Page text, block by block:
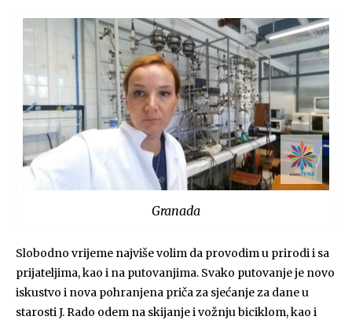
Granada
Slobodno vrijeme najviše volim da provodim u prirodi i sa
prijateljima, kao i na putovanjima. Svako putovanje je novo
iskustvo i nova pohranjena priča za sjećanje za dane u
starosti J. Rado odem na skijanje i vožnju biciklom, kao i